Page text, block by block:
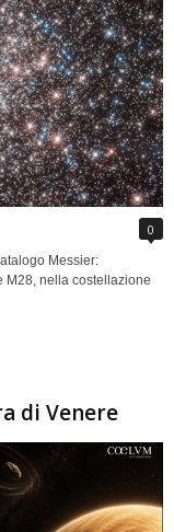
0
Messier:
M28, nella costellazione
di Venere